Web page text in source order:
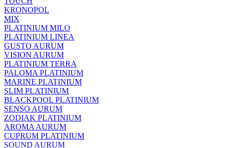
KRONOPOL
MIX
PLATINIUM MILO
PLATINIUM LINEA
GUSTO AURUM
VISION AURUM
PLATINIUM TERRA
PALOMA PLATINIUM
MARINE PLATINIUM
SLIM PLATINIUM
BLACKPOOL PLATINIUM
SENSO AURUM
ZODIAK PLATINIUM
AROMA AURUM
CUPRUM PLATINIUM
SOUND AURUM